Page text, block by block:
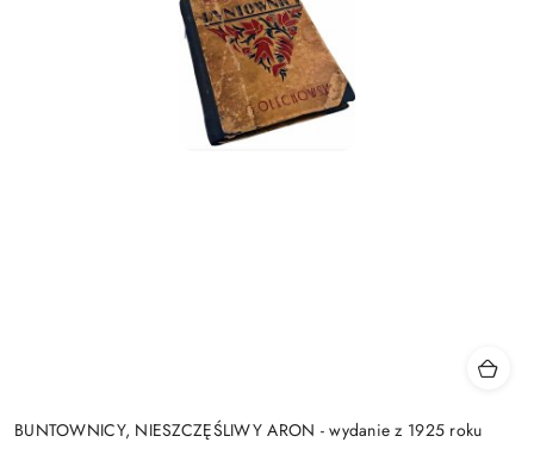
BUNTOWNICY, NIESZCZĘŚLIWY ARON - wydanie z 1925 roku